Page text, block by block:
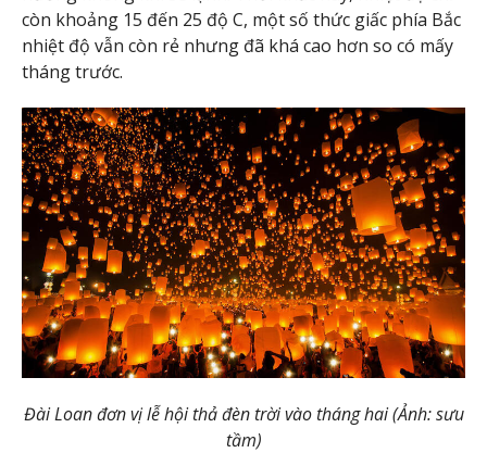
còn khoảng 15 đến 25 độ C, một số thức giấc phía Bắc
nhiệt độ vẫn còn rẻ nhưng đã khá cao hơn so có mấy
tháng trước.
Đài Loan đơn vị lễ hội thả đèn trời vào tháng hai (Ảnh: sưu
tầm)